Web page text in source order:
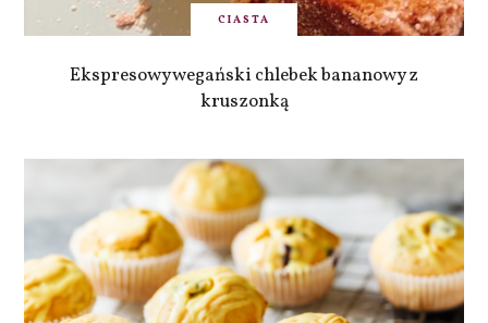
CIASTA
Ekspresowy wegański chlebek bananowy z
kruszonką